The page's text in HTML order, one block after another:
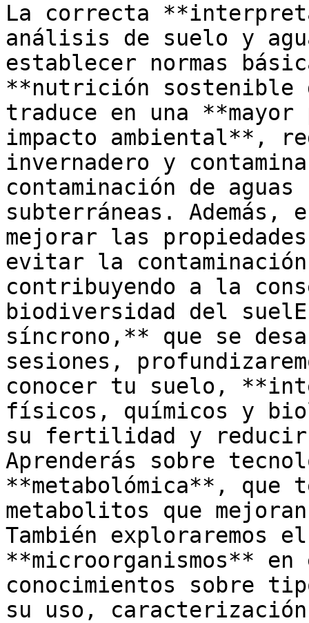
La correcta
análisis de suelo y
establecer normas
**nutrición sostenible
traduce en una
impacto ambiental**,
invernadero y
contaminación de
subterráneas.
mejorar las
evitar la
contribuyendo a la
biodiversidad del
síncrono,** que se
sesiones,
conocer tu suelo,
físicos, químicos y
su fertilidad y reducir
Aprenderás sobre
**metabolómica**,
metabolitos que
También exploraremos
**microorganismos**
conocimientos sobre
su uso,